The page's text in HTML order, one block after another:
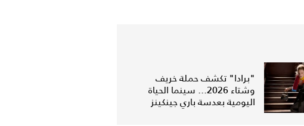
"برادا" تكشف حملة خريف
وشتاء 2026... سينما الحياة
اليومية بعدسة باري جينكينز